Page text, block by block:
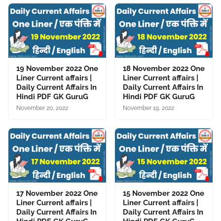
19 November 2022 One
Liner Current affairs |
Daily Current Affairs In
Hindi PDF GK GuruG
November 20, 2022
18 November 2022 One
Liner Current affairs |
Daily Current Affairs In
Hindi PDF GK GuruG
November 19, 2022
17 November 2022 One
Liner Current affairs |
Daily Current Affairs In
15 November 2022 One
Liner Current affairs |
Daily Current Affairs In